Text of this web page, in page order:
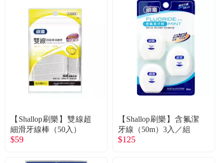
關於我們
合作提案
購物流程
常見問題
【Shallop刷樂】雙線超
細滑牙線棒（50入）
$59
【Shallop刷樂】含氟潔
牙線（50m）3入／組
$125